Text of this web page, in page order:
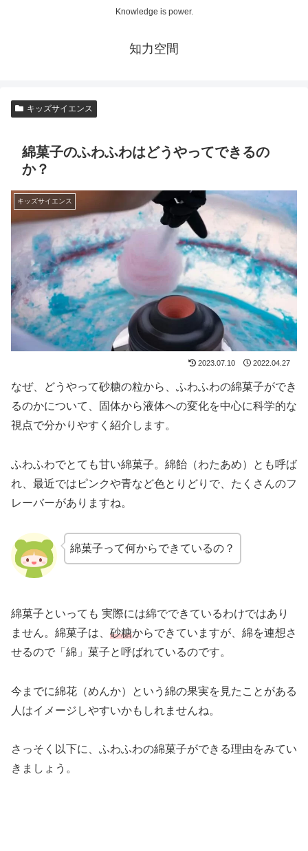
Knowledge is power.
知力空間
キッズサイエンス
綿菓子のふわふわはどうやってできるの
か？
キッズサイエンス
2023.07.10 2022.04.27
なぜ、どうやって砂糖の粒から、ふわふわの綿菓子ができ
るのかについて、固体から液体への変化を中心に科学的な
視点で分かりやすく紹介します。
ふわふわでとても甘い綿菓子。綿飴（わたあめ）とも呼ば
れ、最近ではピンクや青など色とりどりで、たくさんのフ
レーバーがありますね。
綿菓子って何からできているの？
綿菓子といっても 実際には綿でできているわけではあり
ません。綿菓子は、 砂糖からできていますが、綿を連想さ
せるので「綿」菓子と呼ばれているのです。
今までに綿花（めんか）という綿の果実を見たことがある
人はイメージしやすいかもしれませんね。
さっそく以下に、ふわふわの綿菓子ができる理由をみてい
きましょう。